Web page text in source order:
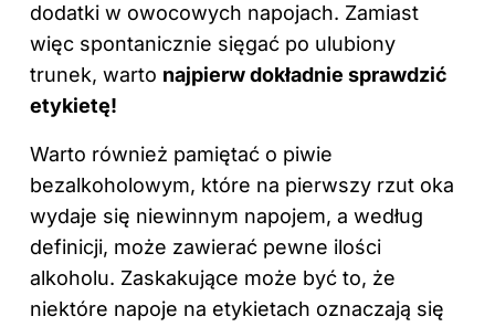
dodatki w owocowych napojach. Zamiast
więc spontanicznie sięgać po ulubiony
trunek, warto najpierw dokładnie sprawdzić
etykietę!
Warto również pamiętać o piwie
bezalkoholowym, które na pierwszy rzut oka
wydaje się niewinnym napojem, a według
definicji, może zawierać pewne ilości
alkoholu. Zaskakujące może być to, że
niektóre napoje na etykietach oznaczają się